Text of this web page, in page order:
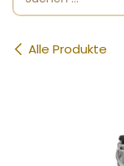
Alle Produkte